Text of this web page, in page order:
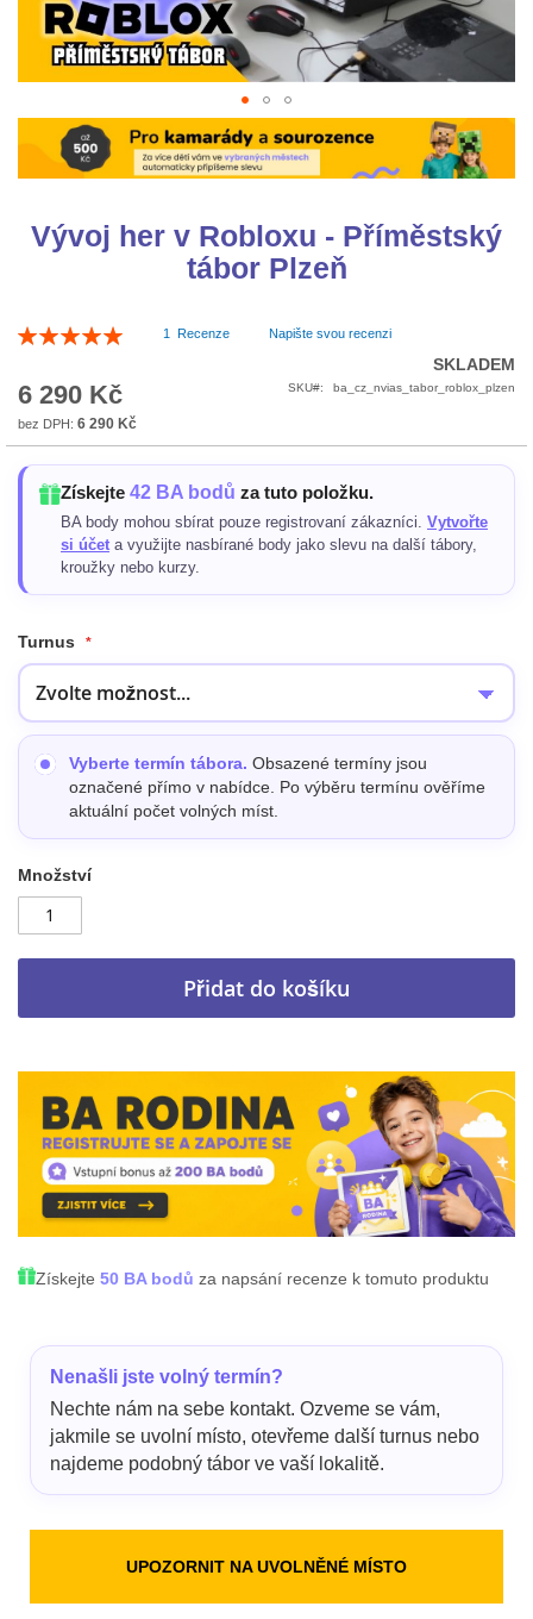
Vývoj her v Robloxu - Příměstský
tábor Plzeň
Hodnocení:
1 Recenze Napište svou recenzi
6 290 Kč
6 290 Kč
SKLADEM
SKU ba_cz_nvias_tabor_roblox_plzen
Získejte 42 BA bodů za tuto položku.
BA body mohou sbírat pouze registrovaní zákazníci. Vytvořte
si účet a využijte nasbírané body jako slevu na další tábory,
kroužky nebo kurzy.
Turnus
Vyberte termín tábora. Obsazené termíny jsou
označené přímo v nabídce. Po výběru termínu ověříme
aktuální počet volných míst.
Množství
Přidat do košíku
Získejte 50 BA bodů za napsání recenze k tomuto produktu
Nenašli jste volný termín?
Nechte nám na sebe kontakt. Ozveme se vám,
jakmile se uvolní místo, otevřeme další turnus nebo
najdeme podobný tábor ve vaší lokalitě.
UPOZORNIT NA UVOLNĚNÉ MÍSTO
Přeskočit
začátek
obrázky